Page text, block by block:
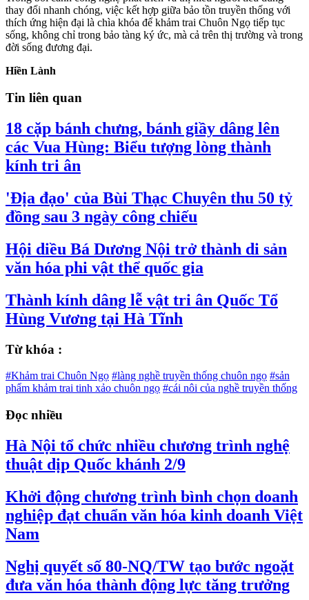
thay đổi nhanh chóng, việc kết hợp giữa bảo tồn truyền thống với
thích ứng hiện đại là chìa khóa để khảm trai Chuôn Ngọ tiếp tục
sống, không chỉ trong bảo tàng ký ức, mà cả trên thị trường và trong
đời sống đương đại.
Hiền Lành
Tin liên quan
18 cặp bánh chưng, bánh giầy dâng lên
các Vua Hùng: Biểu tượng lòng thành
kính tri ân
'Địa đạo' của Bùi Thạc Chuyên thu 50 tỷ
đồng sau 3 ngày công chiếu
Hội diều Bá Dương Nội trở thành di sản
văn hóa phi vật thể quốc gia
Thành kính dâng lễ vật tri ân Quốc Tổ
Hùng Vương tại Hà Tĩnh
Từ khóa :
#Khảm trai Chuôn Ngọ #làng nghề truyền thống chuôn ngọ #sản
phẩm khảm trai tinh xảo chuôn ngọ #cái nôi của nghề truyền thống
Đọc nhiều
Hà Nội tổ chức nhiều chương trình nghệ
thuật dịp Quốc khánh 2/9
Khởi động chương trình bình chọn doanh
nghiệp đạt chuẩn văn hóa kinh doanh Việt
Nam
Nghị quyết số 80-NQ/TW tạo bước ngoặt
đưa văn hóa thành động lực tăng trưởng